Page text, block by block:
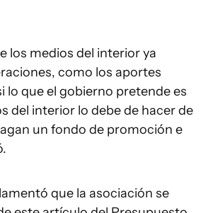
los medios del interior ya
como los aportes
lo que el gobierno pretende es
del interior lo debe de hacer de
un fondo de promoción e
que la asociación se